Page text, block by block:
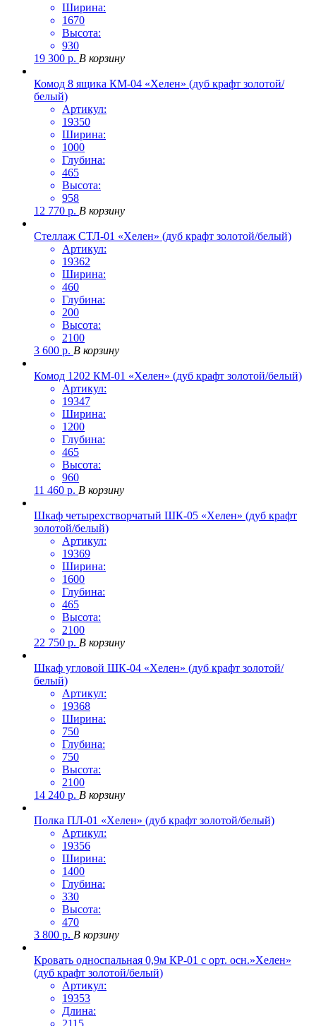
Ширина:
1670
Высота:
930
19 300 р. В корзину
Комод 8 ящика КМ-04 «Хелен» (дуб крафт золотой/
белый)
Артикул:
19350
Ширина:
1000
Глубина:
465
Высота:
958
12 770 р. В корзину
Стеллаж СТЛ-01 «Хелен» (дуб крафт золотой/белый)
Артикул:
19362
Ширина:
460
Глубина:
200
Высота:
2100
3 600 р. В корзину
Комод 1202 КМ-01 «Хелен» (дуб крафт золотой/белый)
Артикул:
19347
Ширина:
1200
Глубина:
465
Высота:
960
11 460 р. В корзину
Шкаф четырехстворчатый ШК-05 «Хелен» (дуб крафт
золотой/белый)
Артикул:
19369
Ширина:
1600
Глубина:
465
Высота:
2100
22 750 р. В корзину
Шкаф угловой ШК-04 «Хелен» (дуб крафт золотой/
белый)
Артикул:
19368
Ширина:
750
Глубина:
750
Высота:
2100
14 240 р. В корзину
Полка ПЛ-01 «Хелен» (дуб крафт золотой/белый)
Артикул:
19356
Ширина:
1400
Глубина:
330
Высота:
470
3 800 р. В корзину
Кровать односпальная 0,9м КР-01 с орт. осн.»Хелен»
(дуб крафт золотой/белый)
Артикул:
19353
Длина:
2115